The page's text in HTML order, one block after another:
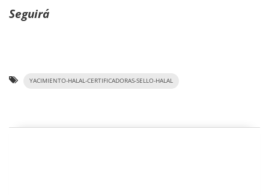
Seguirá
YACIMIENTO-HALAL-CERTIFICADORAS-SELLO-HALAL